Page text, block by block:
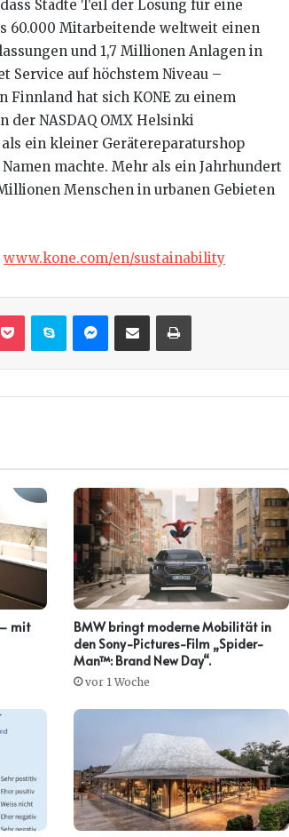
Städte Teil der Lösung für eine
60.000 Mitarbeitende weltweit einen
und 1,7 Millionen Anlagen in
Service auf höchstem Niveau –
Finnland hat sich KONE zu einem
NASDAQ OMX Helsinki
ein kleiner Gerätereparaturshop
machte. Mehr als ein Jahrhundert
Menschen in urbanen Gebieten
www.kone.com/en/sustainability
PocketSkype Messenger
Teile per E-Mail Drucken
mit
BMW bringt moderne Mobilität in
den Sony-Pictures-Film „Spider-
Man™: Brand New Day“.
vor 1 Woche